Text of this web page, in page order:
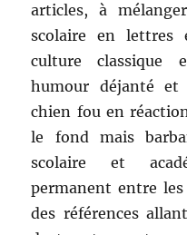
articles, à
scolaire en
culture classique
humour déjanté et
chien fou en
le fond mais
scolaire et
permanent entre
des références